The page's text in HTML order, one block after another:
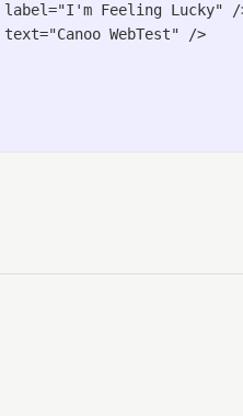
Feeling Lucky"
WebTest" />